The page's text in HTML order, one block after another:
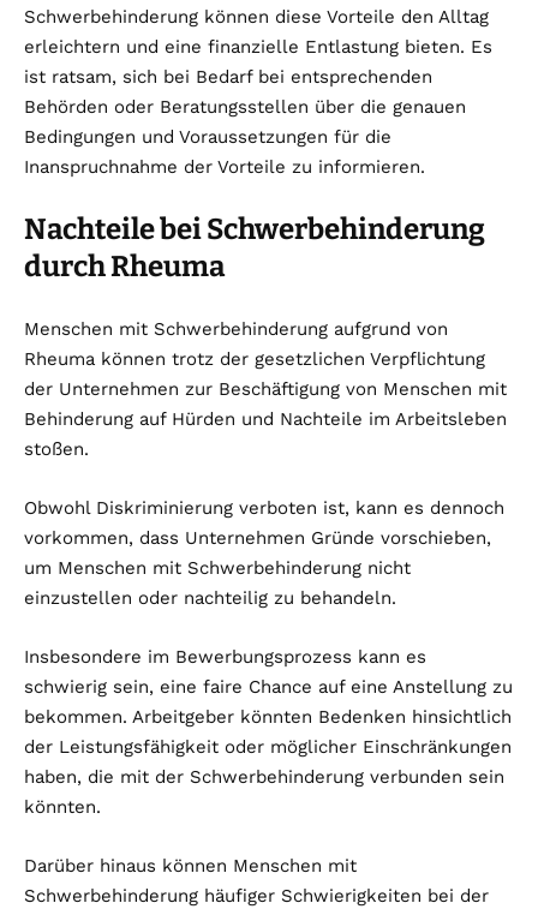
Schwerbehinderung können diese Vorteile den Alltag
erleichtern und eine finanzielle Entlastung bieten. Es
ist ratsam, sich bei Bedarf bei entsprechenden
Behörden oder Beratungsstellen über die genauen
Bedingungen und Voraussetzungen für die
Inanspruchnahme der Vorteile zu informieren.
Nachteile bei Schwerbehinderung
durch Rheuma
Menschen mit Schwerbehinderung aufgrund von
Rheuma können trotz der gesetzlichen Verpflichtung
der Unternehmen zur Beschäftigung von Menschen mit
Behinderung auf Hürden und Nachteile im Arbeitsleben
stoßen.
Obwohl Diskriminierung verboten ist, kann es dennoch
vorkommen, dass Unternehmen Gründe vorschieben,
um Menschen mit Schwerbehinderung nicht
einzustellen oder nachteilig zu behandeln.
Insbesondere im Bewerbungsprozess kann es
schwierig sein, eine faire Chance auf eine Anstellung zu
bekommen. Arbeitgeber könnten Bedenken hinsichtlich
der Leistungsfähigkeit oder möglicher Einschränkungen
haben, die mit der Schwerbehinderung verbunden sein
könnten.
Darüber hinaus können Menschen mit
Schwerbehinderung häufiger Schwierigkeiten bei der